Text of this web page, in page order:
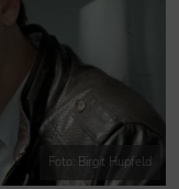
Foto: Birgit Hupfeld